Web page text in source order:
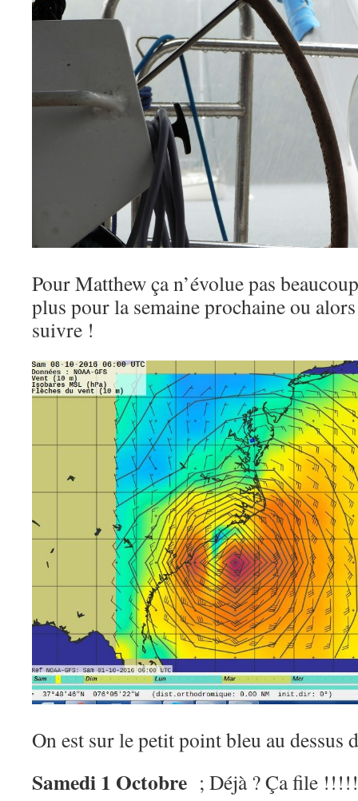
Pour Matthew ça n’évolue pas
plus pour la semaine prochaine ou
suivre !
On est sur le petit point bleu au dessus
Samedi 1 Octobre ; Déjà ? Ça file